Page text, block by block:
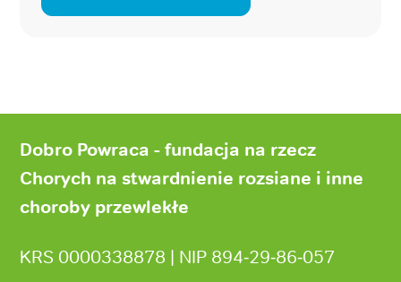
stronyDobro Powraca - fundacja na rzecz
Chorych na stwardnienie rozsiane i inne
choroby przewlekłe
KRS 0000338878 | NIP 894‑29‑86‑057